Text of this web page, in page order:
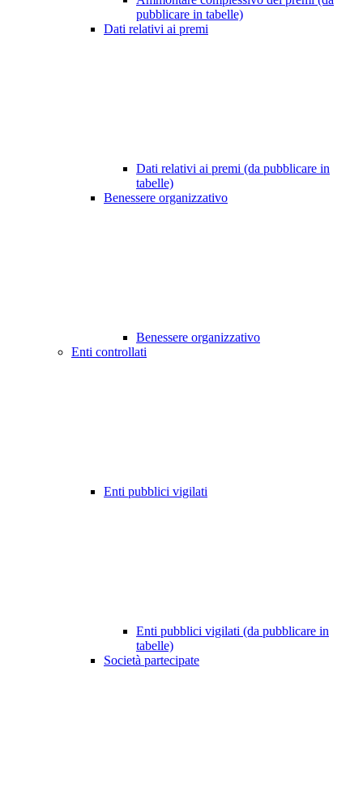
pubblicare in tabelle)
Dati relativi ai premi
Dati relativi ai premi (da pubblicare in
tabelle)
Benessere organizzativo
Benessere organizzativo
Enti controllati
Enti pubblici vigilati
Enti pubblici vigilati (da pubblicare in
tabelle)
Società partecipate